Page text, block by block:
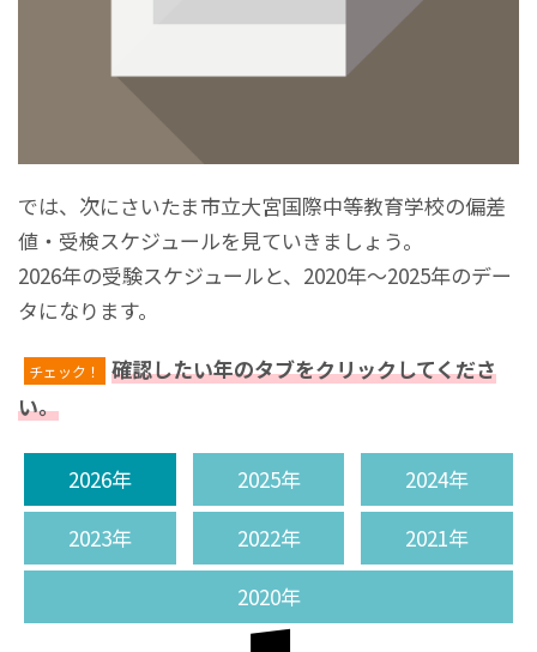
では、次にさいたま市立大宮国際中等教育学校の偏差
値・受検スケジュールを見ていきましょう。
2026年の受験スケジュールと、2020年～2025年のデー
タになります。
チェック！
確認したい年のタブをクリックしてくださ
い。
2026年 2025年
2024年
2023年
2022年
2021年
2020年